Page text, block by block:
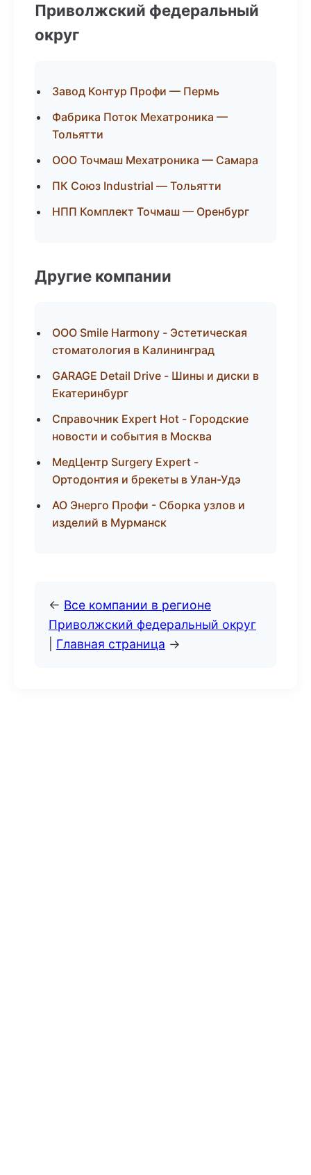
Приволжский федеральный
округ
Завод Контур Профи — Пермь
Фабрика Поток Мехатроника —
Тольятти
ООО Точмаш Мехатроника — Самара
ПК Союз Industrial — Тольятти
НПП Комплект Точмаш — Оренбург
Другие компании
ООО Smile Harmony - Эстетическая
стоматология в Калининград
GARAGE Detail Drive - Шины и диски в
Екатеринбург
Справочник Expert Hot - Городские
новости и события в Москва
МедЦентр Surgery Expert -
Ортодонтия и брекеты в Улан-Удэ
АО Энерго Профи - Сборка узлов и
изделий в Мурманск
← Все компании в регионе
Приволжский федеральный округ
Главная страница →